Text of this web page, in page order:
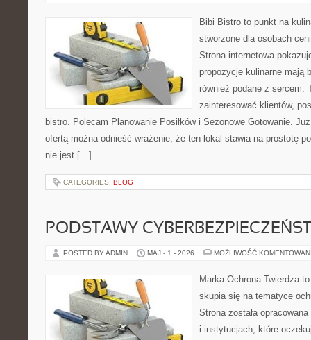
Bibi Bistro to punkt na
stworzone dla osobach
Strona internetowa
propozycje kulinarne mają
również podane z sercem.
zainteresować klientów,
bistro. Polecam Planowanie Posiłków i Sezonowe Gotowanie.
ofertą można odnieść wrażenie, że ten lokal stawia na prostotę
nie jest […]
CATEGORIES: BLOG
PODSTAWY
POSTED BY ADMIN MAJ - 1 - 2026 MOŻLIWOŚĆ
Marka Ochrona Twierdza
skupia się na tematyce
Strona została
i instytucjach, które